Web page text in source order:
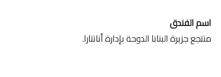
اسم الفندق
منتجع جزيرة البنانا الدوحة بإدارة أنانتارا.